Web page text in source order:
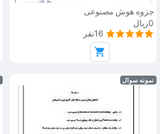
جزوه هوش مصنوعی
0ریال
16نفر
نمونه سوال